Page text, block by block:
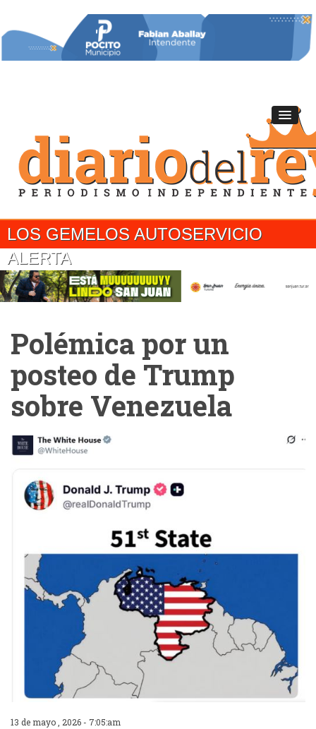
LOS GEMELOS AUTOSERVICIO
ALERTA
Polémica por un
posteo de Trump
sobre Venezuela
13 de mayo , 2026 - 7:05:am